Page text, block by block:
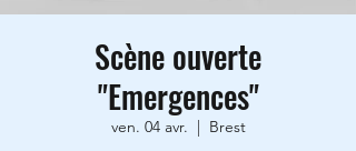
Scène ouverte
"Emergences"
ven. 04 avr.
  |
Brest